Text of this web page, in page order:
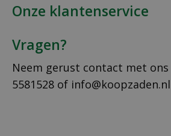
Onze klantenservice
Vragen?
Neem gerust contact met ons
5581528 of info@koopzaden.nl